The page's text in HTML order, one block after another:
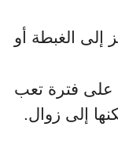
إلى الغبطة أو
على فترة تعب
إلى زوال.